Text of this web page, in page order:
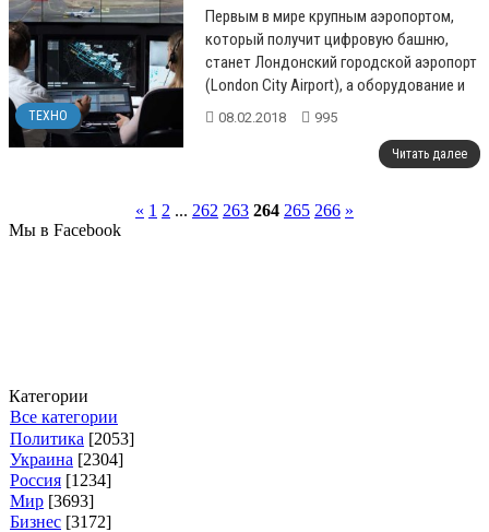
ТЕХНО
диспетчерскую "башню",
находящуюся на удалении
130 километров
Первым в мире крупным аэропортом,
который получит цифровую башню,
станет Лондонский городской аэропорт
(London City Airport), а оборудование и
программное обеспечение башни будет
08.02.2018 995
Читать далее
« 1 2 ... 262 263 264 265 266 »
Мы в Facebook
Категории
Все категории
Политика [2053]
Украина [2304]
Россия [1234]
Мир [3693]
Бизнес [3172]